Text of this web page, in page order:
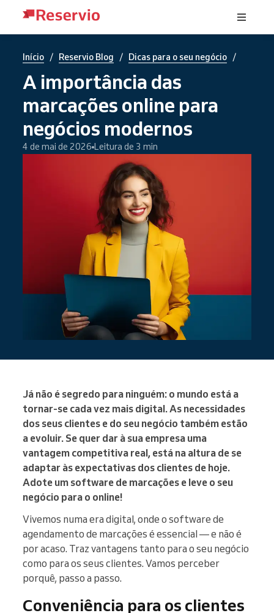
Início / Reservio Blog / Dicas para o seu negócio /
A importância das
marcações online para
negócios modernos
4 de mai de 2026 Leitura de 3 min
Já não é segredo para ninguém: o mundo está a
tornar-se cada vez mais digital. As necessidades
dos seus clientes e do seu negócio também estão
a evoluir. Se quer dar à sua empresa uma
vantagem competitiva real, está na altura de se
adaptar às expectativas dos clientes de hoje.
Adote um software de marcações e leve o seu
negócio para o online!
Vivemos numa era digital, onde o software de
agendamento de marcações é essencial — e não é
por acaso. Traz vantagens tanto para o seu negócio
como para os seus clientes. Vamos perceber
porquê, passo a passo.
Conveniência para os clientes